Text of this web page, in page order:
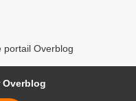
portail Overblog
Overblog